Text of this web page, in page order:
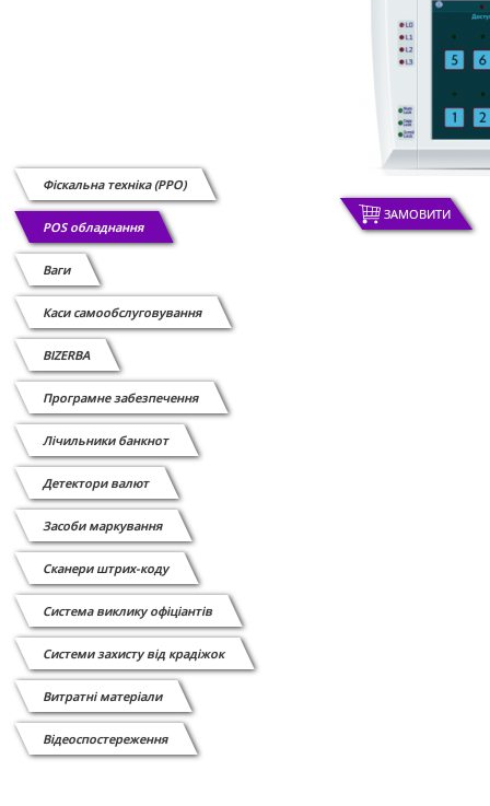
Фіскальна техніка (РРО)
POS обладнання
Ваги
Каси самообслуговування
BIZERBA
Програмне забезпечення
Лічильники банкнот
Детектори валют
Засоби маркування
Сканери штрих-коду
Cистема виклику офіціантів
Системи захисту від крадіжок
Витратні матеріали
Відеоспостереження
ЗАМОВИТИ